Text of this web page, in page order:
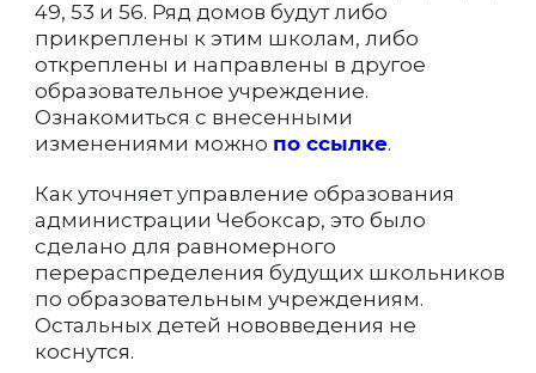
49, 53 и 56. Ряд домов будут либо
прикреплены к этим школам, либо
откреплены и направлены в другое
образовательное учреждение.
Ознакомиться с внесенными
изменениями можно по ссылке.
Как уточняет управление образования
администрации Чебоксар, это было
сделано для равномерного
перераспределения будущих школьников
по образовательным учреждениям.
Остальных детей нововведения не
коснутся.